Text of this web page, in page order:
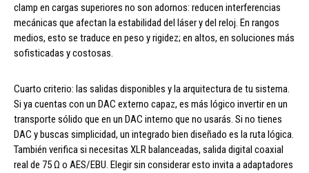
clamp en cargas superiores no son adornos: reducen interferencias
mecánicas que afectan la estabilidad del láser y del reloj. En rangos
medios, esto se traduce en peso y rigidez; en altos, en soluciones más
sofisticadas y costosas.
Cuarto criterio: las salidas disponibles y la arquitectura de tu sistema.
Si ya cuentas con un DAC externo capaz, es más lógico invertir en un
transporte sólido que en un DAC interno que no usarás. Si no tienes
DAC y buscas simplicidad, un integrado bien diseñado es la ruta lógica.
También verifica si necesitas XLR balanceadas, salida digital coaxial
real de 75 Ω o AES/EBU. Elegir sin considerar esto invita a adaptadores